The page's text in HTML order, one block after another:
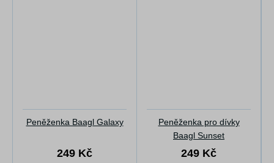
Peněženka Baagl Galaxy
249 Kč
Peněženka pro dívky
Baagl Sunset
249 Kč